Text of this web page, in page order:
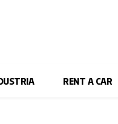
RENT A CAR